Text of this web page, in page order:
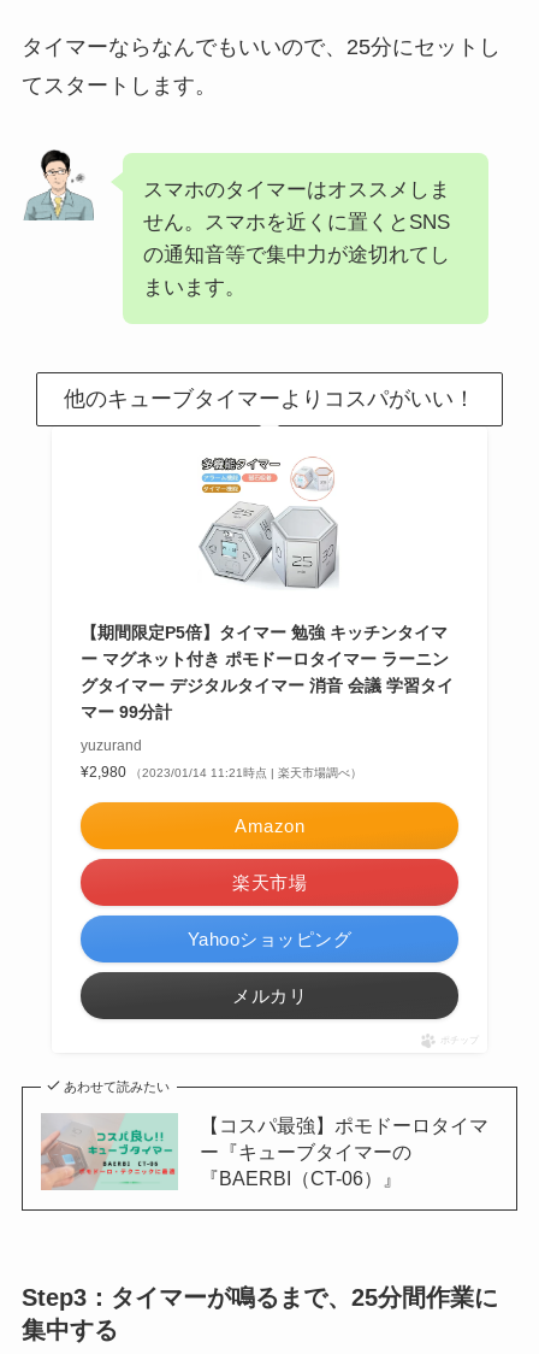
タイマーならなんでもいいので、25分にセットし
てスタートします。
スマホのタイマーはオススメしま
せん。スマホを近くに置くとSNS
の通知音等で集中力が途切れてし
まいます。
他のキューブタイマーよりコスパがいい！
【期間限定P5倍】タイマー 勉強 キッチンタイマ
ー マグネット付き ポモドーロタイマー ラーニン
グタイマー デジタルタイマー 消音 会議 学習タイ
マー 99分計
yuzurand
¥2,980
（2023/01/14 11:21時点 | 楽天市場調べ）
Amazon
楽天市場
Yahooショッピング
メルカリ
ポチップ
あわせて読みたい
【コスパ最強】ポモドーロタイマ
ー『キューブタイマーの
『BAERBI（CT-06）』
Step3：タイマーが鳴るまで、25分間作業に
集中する